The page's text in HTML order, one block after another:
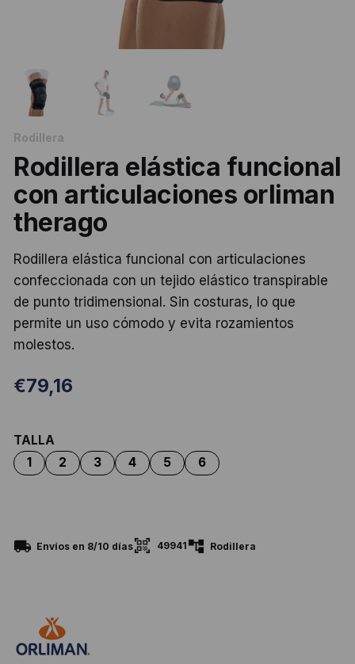
Rodillera
Rodillera elástica funcional
con articulaciones orliman
therago
Rodillera elástica funcional con articulaciones
confeccionada con un tejido elástico transpirable
de punto tridimensional. Sin costuras, lo que
permite un uso cómodo y evita rozamientos
molestos.
€79,16
TALLA
Envíos en 8/10 días 49941 Rodillera